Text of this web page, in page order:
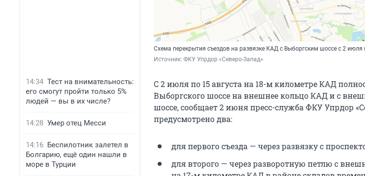
14:34 Тест на внимательность:
его смогут пройти только 5%
людей — вы в их числе?
14:28 Умер отец Месси
14:16 Беспилотник залетел в
Болгарию, ещё один нашли в
море в Турции
Схема перекрытия съездов на развязке КАД с Выборгским шоссе с 2 июля
Источник: ФКУ Упрдор «Северо-Запад»
С 2 июля по 15 августа на 18-м километре КАД
Выборгского шоссе на внешнее кольцо КАД и с
шоссе, сообщает2 июняпресс-служба ФКУ Упрдор
предусмотрено два:
для первого съезда — через развязку с
для второго — через разворотную петлю с